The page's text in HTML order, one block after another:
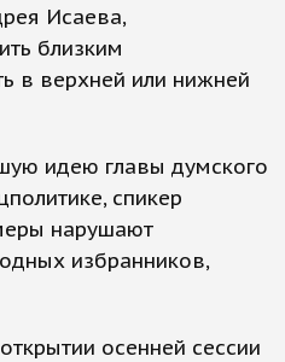
Исаева,
близким
в верхней или нижней
идею главы думского
спикер
нарушают
избранников,
осенней сессии